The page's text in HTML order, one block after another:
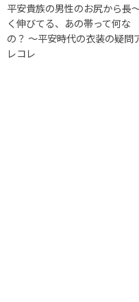
平安貴族の男性のお尻から長
く伸びてる、あの帯って何な
の？ 〜平安時代の衣装の疑問
レコレ